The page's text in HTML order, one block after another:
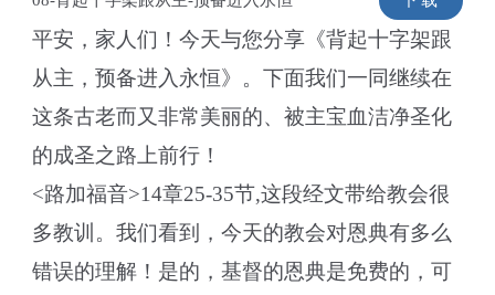
平安，家人们！今天与您分享《背起十字架跟
从主，预备进入永恒》。下面我们一同继续在
这条古老而又非常美丽的、被主宝血洁净圣化
的成圣之路上前行！
<路加福音>14章25-35节,这段经文带给教会很
多教训。我们看到，今天的教会对恩典有多么
错误的理解！是的，基督的恩典是免费的，可